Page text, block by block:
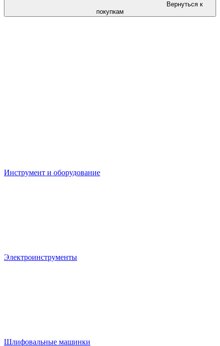
Вернуться к
покупкам
Инструмент и оборудование
Электроинструменты
Шлифовальные машинки